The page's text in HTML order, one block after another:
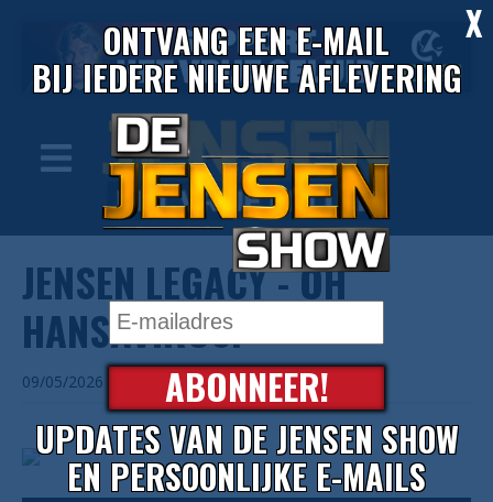
JENSEN LEGACY - OH
HANSAVIRUS!
09/05/2026
X
ONTVANG EEN E-MAIL
BIJ IEDERE NIEUWE AFLEVERING
ABONNEER!
UPDATES VAN DE JENSEN SHOW
EN PERSOONLIJKE E-MAILS